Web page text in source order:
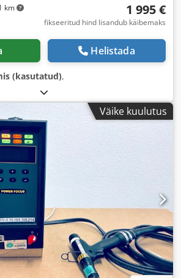
km 1 995 €
fikseeritud hind lisandub käibemaks
Helistada
(kasutatud),
Väike kuulutus